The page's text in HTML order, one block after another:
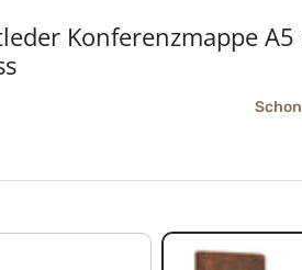
Konferenzmappe